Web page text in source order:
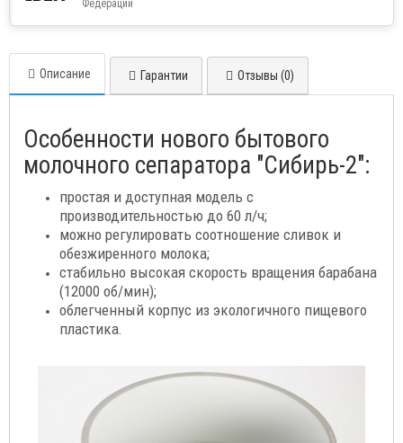
Федерации
Описание Гарантии Отзывы (0)
Особенности нового бытового
молочного сепаратора "Сибирь-2":
простая и доступная модель с
производительностью до 60 л/ч;
можно регулировать соотношение сливок и
обезжиренного молока;
стабильно высокая скорость вращения барабана
(12000 об/мин);
облегченный корпус из экологичного пищевого
пластика.